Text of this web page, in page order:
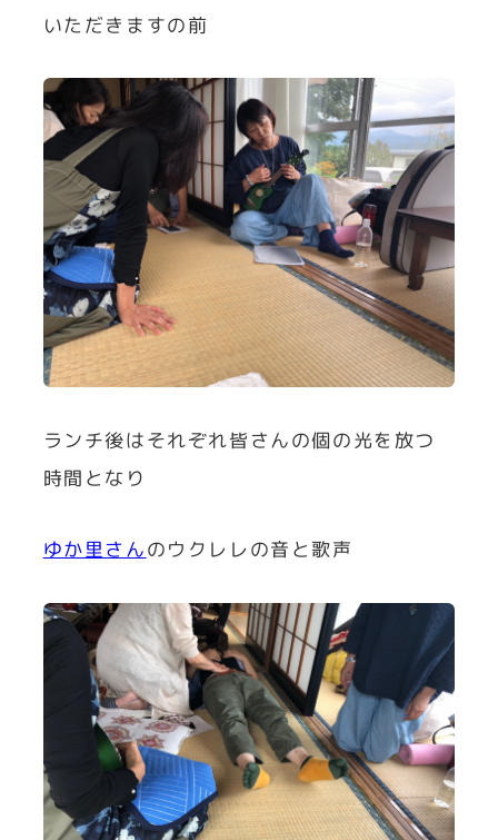
いただきますの前
ランチ後はそれぞれ皆さんの個の光を放つ
時間となり
ゆか里さんのウクレレの音と歌声